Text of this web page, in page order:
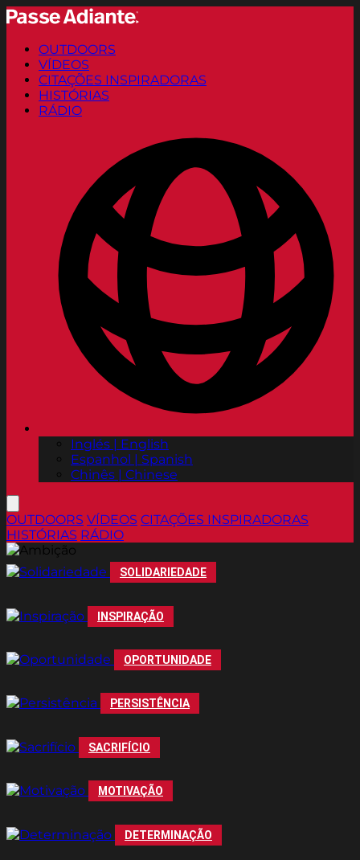
OUTDOORS
VÍDEOS
CITAÇÕES INSPIRADORAS
HISTÓRIAS
RÁDIO
Inglés | English
Espanhol | Spanish
Chinês | Chinese
OUTDOORS VÍDEOS CITAÇÕES INSPIRADORAS
HISTÓRIAS RÁDIO
SOLIDARIEDADE
INSPIRAÇÃO
OPORTUNIDADE
PERSISTÊNCIA
SACRIFÍCIO
MOTIVAÇÃO
DETERMINAÇÃO